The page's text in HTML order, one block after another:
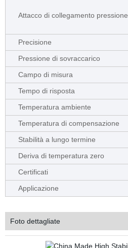
Attacco di collegamento pressione
Precisione
Pressione di sovraccarico
Campo di misura
Tempo di risposta
Temperatura ambiente
Temperatura di compensazione
Stabilità a lungo termine
Deriva di temperatura zero
Certificati
Applicazione
Foto dettagliate